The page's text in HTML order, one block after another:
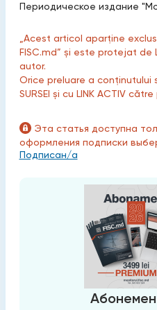
Периодическое издание
„Acest articol aparține
FISC.md” și este protejat de
autor.
Orice preluare a conținutului
SURSEI și cu LINK ACTIV
Эта статья доступна
оформления подписки
Подписан/а